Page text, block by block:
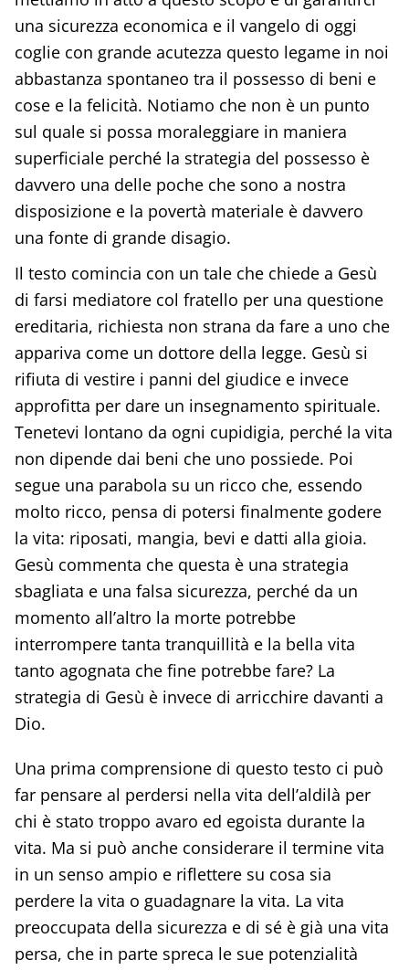
una sicurezza economica e il vangelo di oggi
coglie con grande acutezza questo legame in noi
abbastanza spontaneo tra il possesso di beni e
cose e la felicità. Notiamo che non è un punto
sul quale si possa moraleggiare in maniera
superficiale perché la strategia del possesso è
davvero una delle poche che sono a nostra
disposizione e la povertà materiale è davvero
una fonte di grande disagio.
Il testo comincia con un tale che chiede a Gesù
di farsi mediatore col fratello per una questione
ereditaria, richiesta non strana da fare a uno che
appariva come un dottore della legge. Gesù si
rifiuta di vestire i panni del giudice e invece
approfitta per dare un insegnamento spirituale.
Tenetevi lontano da ogni cupidigia, perché la vita
non dipende dai beni che uno possiede. Poi
segue una parabola su un ricco che, essendo
molto ricco, pensa di potersi finalmente godere
la vita: riposati, mangia, bevi e datti alla gioia.
Gesù commenta che questa è una strategia
sbagliata e una falsa sicurezza, perché da un
momento all’altro la morte potrebbe
interrompere tanta tranquillità e la bella vita
tanto agognata che fine potrebbe fare? La
strategia di Gesù è invece di arricchire davanti a
Dio.
Una prima comprensione di questo testo ci può
far pensare al perdersi nella vita dell’aldilà per
chi è stato troppo avaro ed egoista durante la
vita. Ma si può anche considerare il termine vita
in un senso ampio e riflettere su cosa sia
perdere la vita o guadagnare la vita. La vita
preoccupata della sicurezza e di sé è già una vita
persa, che in parte spreca le sue potenzialità